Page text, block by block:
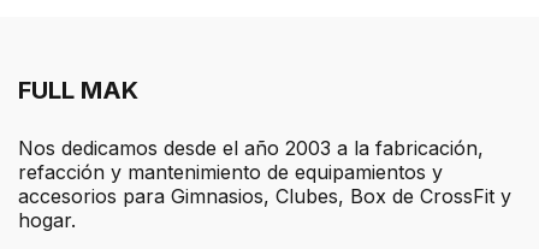
FULL MAK
Nos dedicamos desde el año 2003 a la fabricación,
refacción y mantenimiento de equipamientos y
accesorios para Gimnasios, Clubes, Box de CrossFit y
hogar.